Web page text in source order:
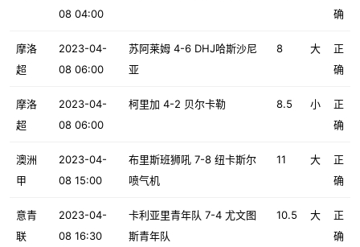
08 04:00
确
摩洛
超
2023-04-
08 06:00
苏阿莱姆 4-6 DHJ哈斯沙尼
亚
8 大
正
确
摩洛
超
2023-04-
08 06:00
柯里加 4-2 贝尔卡勒 8.5 小
正
确
澳洲
甲
2023-04-
08 15:00
布里斯班狮吼 7-8 纽卡斯尔
喷气机
11 大
正
确
意青
联
2023-04-
08 16:30
卡利亚里青年队 7-4 尤文图
斯青年队
10.5 大
正
确